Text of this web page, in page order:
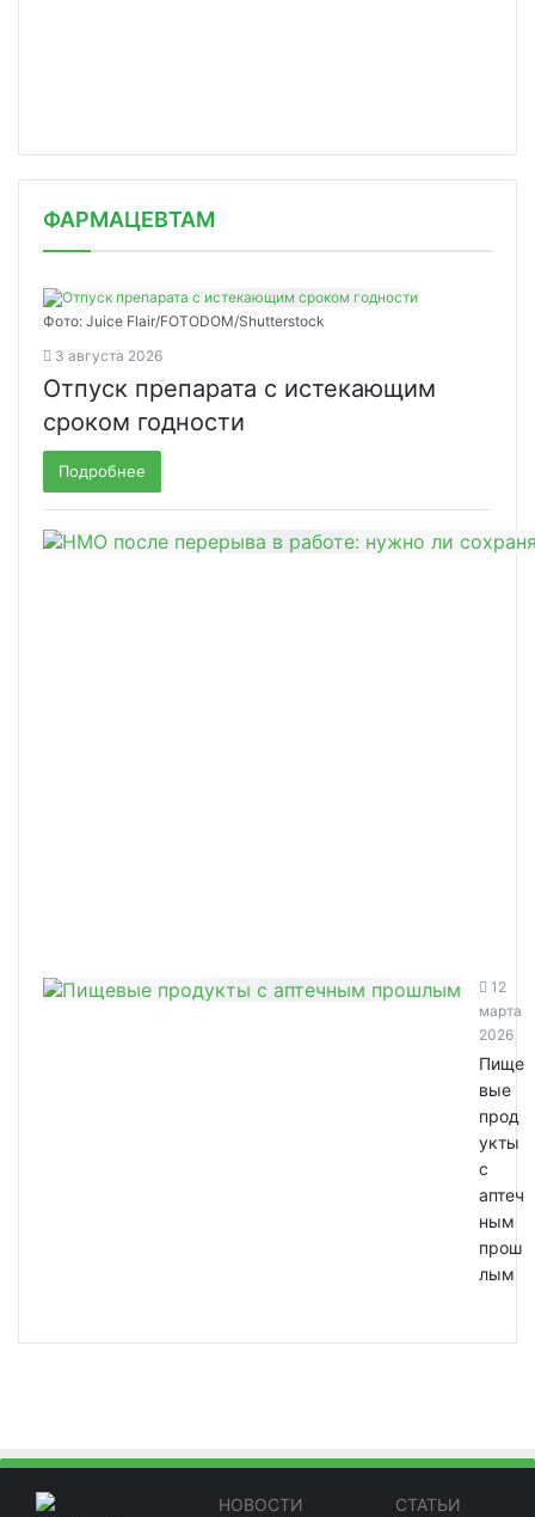
ФАРМАЦЕВТАМ
Фото: Juice Flair/FOTODOM/Shutterstoсk
3 августа 2026
Отпуск препарата с истекающим
сроком годности
Подробнее
12
марта
2026
Пище
вые
прод
укты
с
аптеч
ным
прош
лым
НОВОСТИ
СТАТЬИ